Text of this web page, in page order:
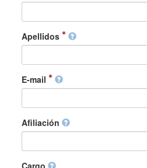
Apellidos
E-mail
Afiliación
Cargo